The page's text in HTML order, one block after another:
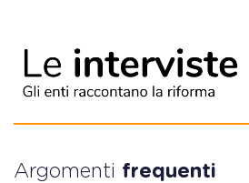
Argomenti frequenti